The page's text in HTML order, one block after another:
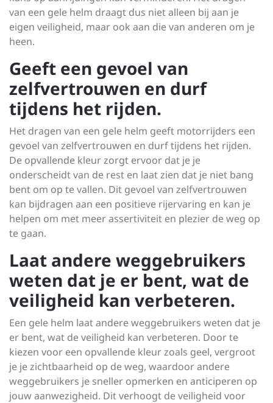
van een gele helm draagt dus niet alleen bij aan je
eigen veiligheid, maar ook aan die van anderen om je
heen.
Geeft een gevoel van
zelfvertrouwen en durf
tijdens het rijden.
Het dragen van een gele helm geeft motorrijders een
gevoel van zelfvertrouwen en durf tijdens het rijden.
De opvallende kleur zorgt ervoor dat je je
onderscheidt van de rest en laat zien dat je niet bang
bent om op te vallen. Dit gevoel van zelfvertrouwen
kan bijdragen aan een positieve rijervaring en kan je
helpen om met meer assertiviteit en plezier de weg op
te gaan.
Laat andere weggebruikers
weten dat je er bent, wat de
veiligheid kan verbeteren.
Een gele helm laat andere weggebruikers weten dat je
er bent, wat de veiligheid kan verbeteren. Door te
kiezen voor een opvallende kleur zoals geel, vergroot
je je zichtbaarheid op de weg, waardoor andere
weggebruikers je sneller opmerken en anticiperen op
jouw aanwezigheid. Dit verhoogt de veiligheid voor